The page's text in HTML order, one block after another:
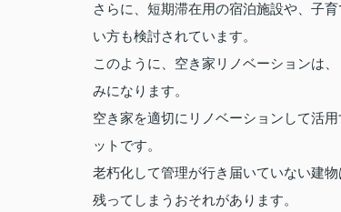
さらに、短期滞在用の宿泊施設や、子
い方も検討されています。
このように、空き家リノベーションは
みになります。
空き家を適切にリノベーションして活
ットです。
老朽化して管理が行き届いていない建
残ってしまうおそれがあります。